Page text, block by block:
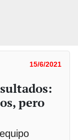
15/6/2021
pero